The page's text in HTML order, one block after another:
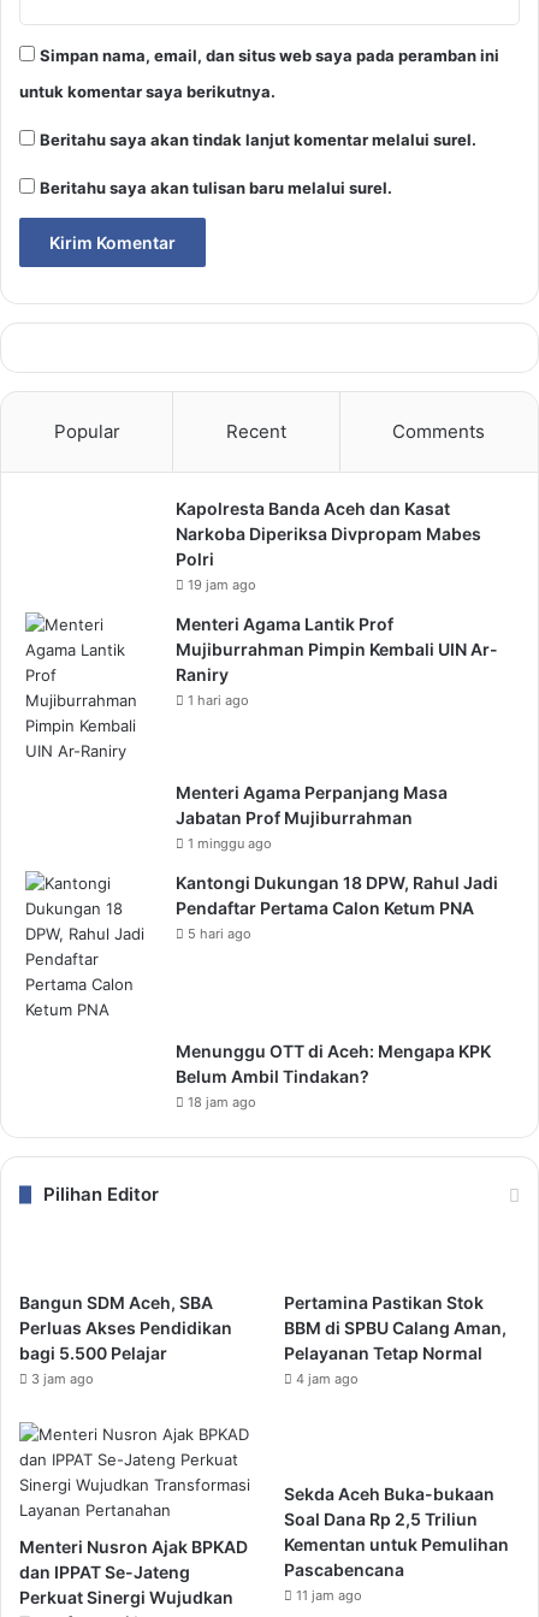
Simpan nama, email, dan situs web saya pada peramban ini
untuk komentar saya berikutnya.
Beritahu saya akan tindak lanjut komentar melalui surel.
Beritahu saya akan tulisan baru melalui surel.
Popular Recent Comments
Kapolresta Banda Aceh dan Kasat
Narkoba Diperiksa Divpropam Mabes
Polri
19 jam ago
Menteri Agama Lantik Prof
Mujiburrahman Pimpin Kembali UIN Ar-
Raniry
1 hari ago
Menteri Agama Perpanjang Masa
Jabatan Prof Mujiburrahman
1 minggu ago
Kantongi Dukungan 18 DPW, Rahul Jadi
Pendaftar Pertama Calon Ketum PNA
5 hari ago
Menunggu OTT di Aceh: Mengapa KPK
Belum Ambil Tindakan?
18 jam ago
Pilihan Editor
Bangun SDM Aceh, SBA
Perluas Akses Pendidikan
bagi 5.500 Pelajar
3 jam ago
Pertamina Pastikan Stok
BBM di SPBU Calang Aman,
Pelayanan Tetap Normal
4 jam ago
Menteri Nusron Ajak BPKAD
dan IPPAT Se-Jateng
Perkuat Sinergi Wujudkan
Sekda Aceh Buka-bukaan
Soal Dana Rp 2,5 Triliun
Kementan untuk Pemulihan
Pascabencana
11 jam ago